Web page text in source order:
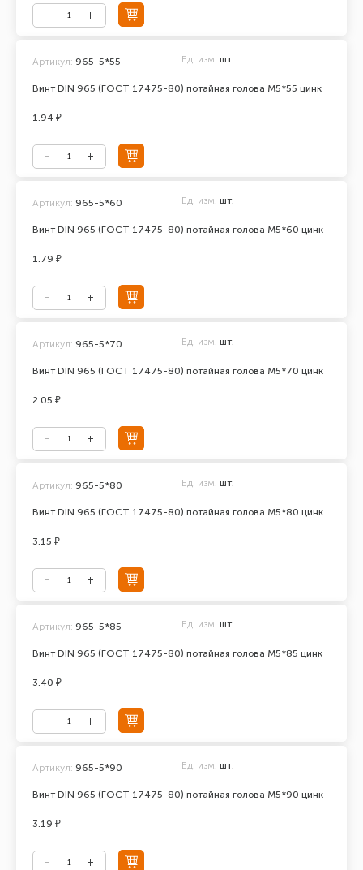
Винт DIN 965 (ГОСТ 17475-80) потайная голова М5*55 цинк
Артикул: 965-5*55 Ед. изм. шт.
1.94 ₽
Винт DIN 965 (ГОСТ 17475-80) потайная голова М5*60 цинк
Артикул: 965-5*60 Ед. изм. шт.
1.79 ₽
Винт DIN 965 (ГОСТ 17475-80) потайная голова М5*70 цинк
Артикул: 965-5*70 Ед. изм. шт.
2.05 ₽
Винт DIN 965 (ГОСТ 17475-80) потайная голова М5*80 цинк
Артикул: 965-5*80 Ед. изм. шт.
3.15 ₽
Винт DIN 965 (ГОСТ 17475-80) потайная голова М5*85 цинк
Артикул: 965-5*85 Ед. изм. шт.
3.40 ₽
Винт DIN 965 (ГОСТ 17475-80) потайная голова М5*90 цинк
Артикул: 965-5*90 Ед. изм. шт.
3.19 ₽